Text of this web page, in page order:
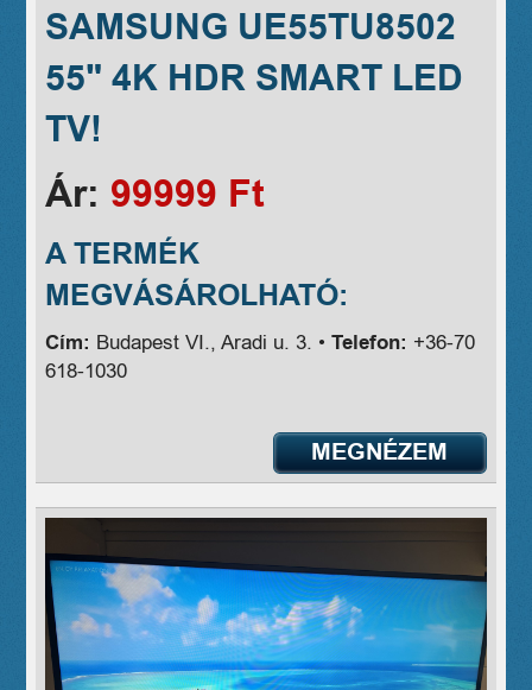
SAMSUNG UE55TU8502
55" 4K HDR SMART LED
TV!
Ár: 99999 Ft
A TERMÉK
MEGVÁSÁROLHATÓ:
Cím: Budapest VI., Aradi u. 3. •Telefon: +36-70
618-1030
MEGNÉZEM